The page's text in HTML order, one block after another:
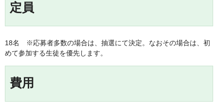
定員
18名 ※応募者多数の場合は、抽選にて決定。なおその場合は、初
めて参加する生徒を優先します。
費用